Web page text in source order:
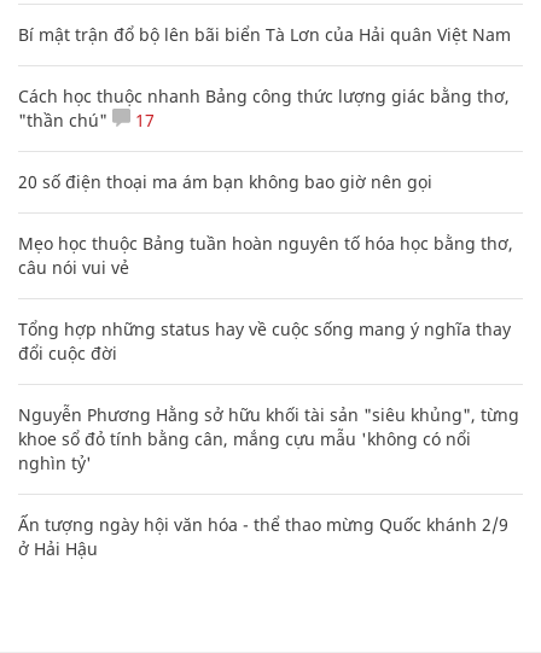
Bí mật trận đổ bộ lên bãi biển Tà Lơn của Hải quân Việt Nam
Cách học thuộc nhanh Bảng công thức lượng giác bằng thơ,
"thần chú"
17
20 số điện thoại ma ám bạn không bao giờ nên gọi
Mẹo học thuộc Bảng tuần hoàn nguyên tố hóa học bằng thơ,
câu nói vui vẻ
Tổng hợp những status hay về cuộc sống mang ý nghĩa thay
đổi cuộc đời
Nguyễn Phương Hằng sở hữu khối tài sản "siêu khủng", từng
khoe sổ đỏ tính bằng cân, mắng cựu mẫu 'không có nổi
nghìn tỷ'
Ấn tượng ngày hội văn hóa - thể thao mừng Quốc khánh 2/9
ở Hải Hậu